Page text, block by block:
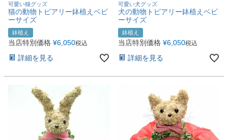
可愛い猫グッズ
猫の動物トピアリー鉢植えベビ
ーサイズ
鉢植え
当店特別価格 ¥6,050税込
詳細を見る
可愛い犬グッズ
犬の動物トピアリー鉢植えベビ
ーサイズ
鉢植え
当店特別価格 ¥6,050税込
詳細を見る